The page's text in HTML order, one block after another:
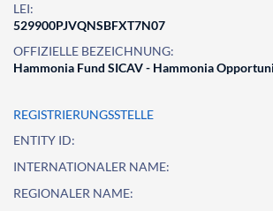
LEI:
529900PJVQNSBFXT7N07
OFFIZIELLE BEZEICHNUNG:
Hammonia Fund SICAV - Hammonia
REGISTRIERUNGSSTELLE
ENTITY ID:
INTERNATIONALER NAME:
REGIONALER NAME: